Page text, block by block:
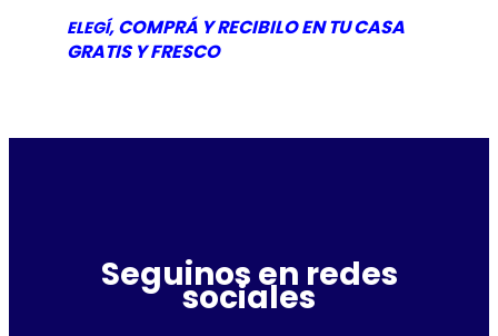
ELEGÍ, COMPRÁ Y RECIBILO EN TU CASA
GRATIS YFRESCO
Seguinos en redes
sociales